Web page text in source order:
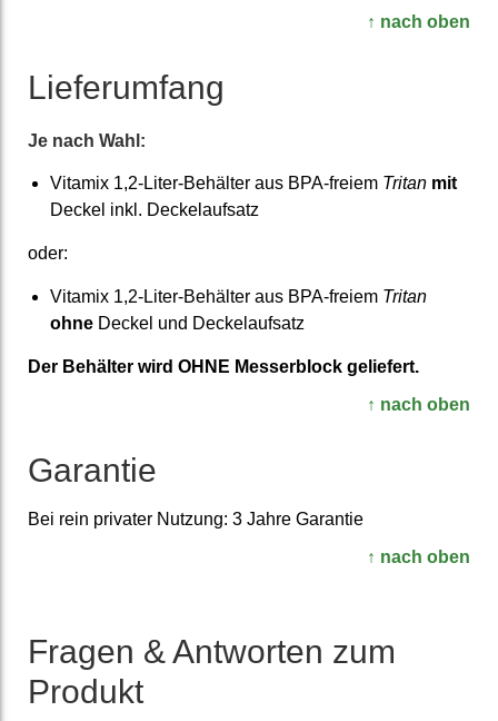
↑ nach oben
Liefer­umfang
Je nach Wahl:
Vitamix 1,2-Liter-Behälter aus BPA-freiem Tritan mit
Deckel inkl. Deckelaufsatz
oder:
Vitamix 1,2-Liter-Behälter aus BPA-freiem Tritan
ohne Deckel und Deckelaufsatz
Der Behälter wird OHNE Messer­block ge­liefert.
↑ nach oben
Garantie
Bei rein privater Nutzung: 3 Jahre Garantie
↑ nach oben
Fragen & Antworten zum
Produkt